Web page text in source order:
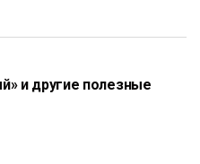
и другие полезные